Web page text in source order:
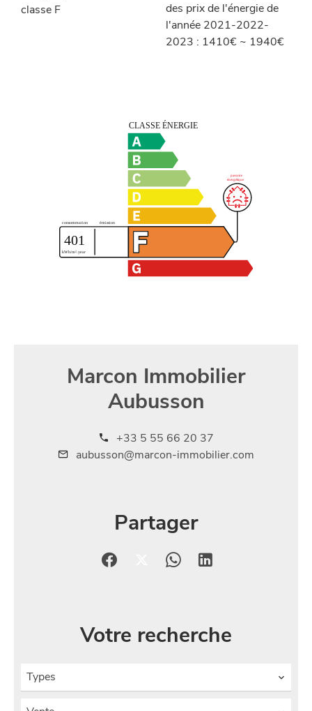
des prix de l'énergie de
l'année 2021-2022-
2023 : 1410€ ~ 1940€
classe F
Marcon Immobilier
Aubusson
+33 5 55 66 20 37
aubusson@marcon-immobilier.com
Partager
Votre recherche
Types